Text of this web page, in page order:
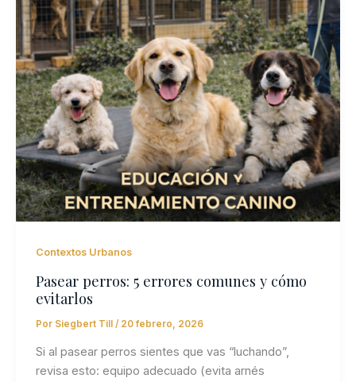
Contextos Urbanos
Pasear perros: 5 errores comunes y cómo
evitarlos
Por Siegbert Till / 20 febrero, 2026
Si al pasear perros sientes que vas “luchando”,
revisa esto: equipo adecuado (evita arnés